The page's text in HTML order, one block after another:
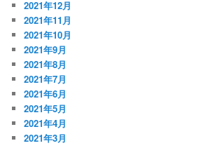
2021年12月
2021年11月
2021年10月
2021年9月
2021年8月
2021年7月
2021年6月
2021年5月
2021年4月
2021年3月